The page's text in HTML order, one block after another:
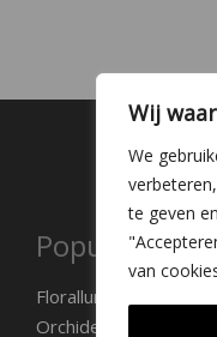
Wij
We
te geven
van
Populaire
Florallure
Orchidee soorten